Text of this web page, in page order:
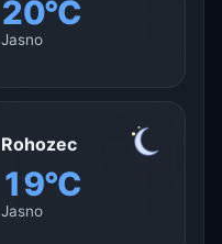
20°C
Jasno
Rohozec
19°C
Jasno